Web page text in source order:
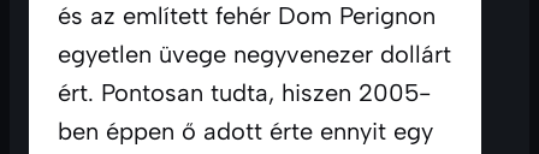
és az említett fehér Dom Perignon
egyetlen üvege negyvenezer dollárt
ért. Pontosan tudta, hiszen 2005-
ben éppen ő adott érte ennyit egy